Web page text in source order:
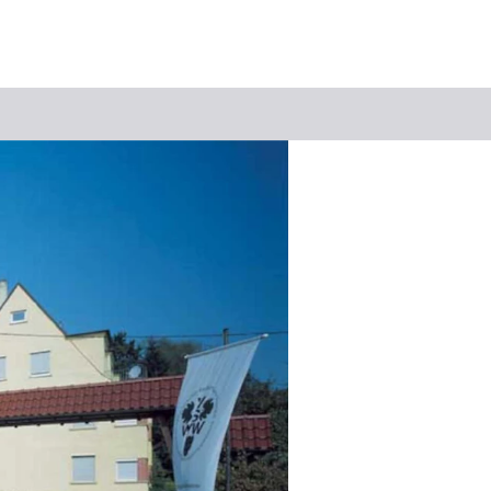
Suchbegriff
Erlebnisse
Wein
Automobil
Kultur
Feste & Highlights